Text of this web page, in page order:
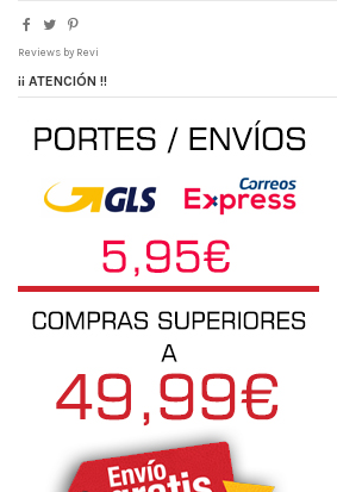
Reviews by Revi
¡¡ ATENCIÓN !!